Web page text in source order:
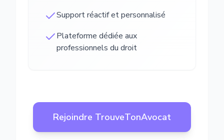
Support réactif et personnalisé
Plateforme dédiée aux
professionnels du droit
Rejoindre TrouveTonAvocat